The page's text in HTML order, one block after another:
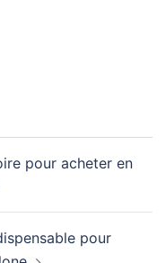
pour acheter en
pour